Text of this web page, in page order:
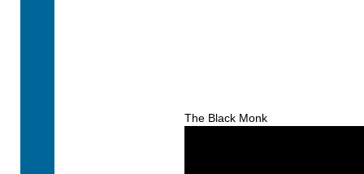
The Black Monk